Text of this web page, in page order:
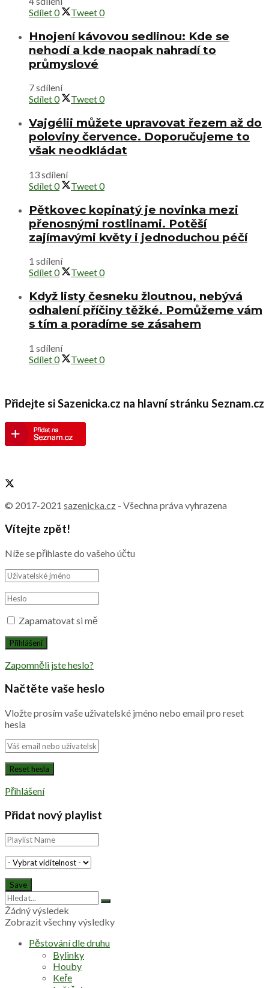
Sdílet0 Tweet0
Hnojení kávovou sedlinou: Kde se
nehodí a kde naopak nahradí to
průmyslové
7 sdílení
Sdílet0 Tweet0
Vajgélii můžete upravovat řezem až do
poloviny července. Doporučujeme to
však neodkládat
13 sdílení
Sdílet0 Tweet0
Pětkovec kopinatý je novinka mezi
přenosnými rostlinami. Potěší
zajímavými květy i jednoduchou péčí
1 sdílení
Sdílet0 Tweet0
Když listy česneku žloutnou, nebývá
odhalení příčiny těžké. Pomůžeme vám
s tím a poradíme se zásahem
1 sdílení
Sdílet0 Tweet0
Přidejte si Sazenicka.cz na hlavní stránku Seznam.cz
© 2017-2021 sazenicka.cz - Všechna práva vyhrazena
Vítejte zpět!
Níže se přihlaste do vašeho účtu
Zapamatovat si mě
Zapomněli jste heslo?
Načtěte vaše heslo
Vložte prosím vaše uživatelské jméno nebo email pro reset
hesla
Přihlášení
Přidat nový playlist
Žádný výsledek
Zobrazit všechny výsledky
Pěstování dle druhu
Bylinky
Houby
Keře